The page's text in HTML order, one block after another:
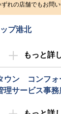
れの店舗でもお問い
プ港北
もっと詳
ウン コンフォ
理サービス事務